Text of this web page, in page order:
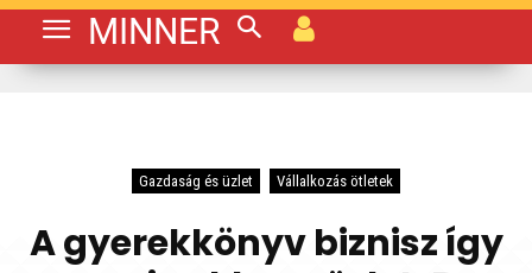
MINNER
Gazdaság és üzlet Vállalkozás ötletek
A gyerekkönyv biznisz így